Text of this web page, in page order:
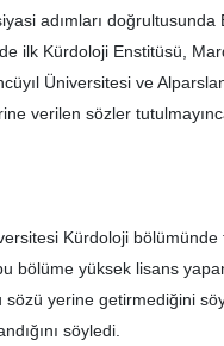
adımları
ilk Kürdoloji Enstitüsü,
Üniversitesi ve
verilen sözler
Kürdoloji
bölüme yüksek lisans
yerine getirmediğini
söyledi.